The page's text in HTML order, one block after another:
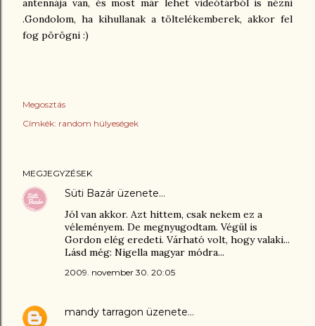
antennája van, és most már lehet videótárból is nézni
.Gondolom, ha kihullanak a töltelékemberek, akkor fel
fog pörögni :)
Megosztás
Címkék: random hülyeségek
MEGJEGYZÉSEK
Süti Bazár üzenete…
Jól van akkor. Azt hittem, csak nekem ez a
véleményem. De megnyugodtam. Végül is
Gordon elég eredeti. Várható volt, hogy valaki...
Lásd még: Nigella magyar módra...
2009. november 30. 20:05
mandy tarragon üzenete…